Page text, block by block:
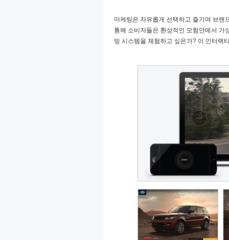
마케팅은 자유롭게 선택하고 즐기며 브랜
통해 소비자들은 환상적인 모험안에서 가
빙 시스템을 체험하고 싶은가? 이 인터랙